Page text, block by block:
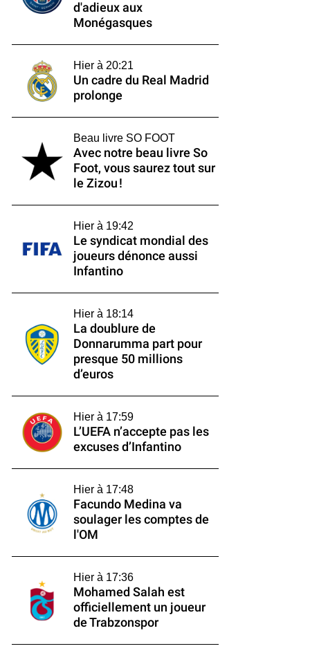
d'adieux aux
Monégasques
Hier à 20:21
Un cadre du Real Madrid
prolonge
Beau livre SO FOOT
Avec notre beau livre So
Foot, vous saurez tout sur
le Zizou !
Hier à 19:42
Le syndicat mondial des
joueurs dénonce aussi
Infantino
Hier à 18:14
La doublure de
Donnarumma part pour
presque 50 millions
d’euros
Hier à 17:59
L’UEFA n’accepte pas les
excuses d’Infantino
Hier à 17:48
Facundo Medina va
soulager les comptes de
l'OM
Hier à 17:36
Mohamed Salah est
officiellement un joueur
de Trabzonspor